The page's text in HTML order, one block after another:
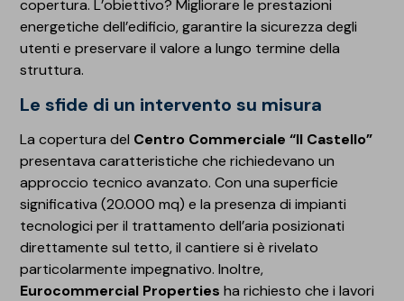
copertura. L’obiettivo? Migliorare le prestazioni
energetiche dell’edificio, garantire la sicurezza degli
utenti e preservare il valore a lungo termine della
struttura.
Le sfide di un intervento su misura
La copertura del Centro Commerciale “Il Castello”
presentava caratteristiche che richiedevano un
approccio tecnico avanzato. Con una superficie
significativa (20.000 mq) e la presenza di impianti
tecnologici per il trattamento dell’aria posizionati
direttamente sul tetto, il cantiere si è rivelato
particolarmente impegnativo. Inoltre,
Eurocommercial Properties ha richiesto che i lavori